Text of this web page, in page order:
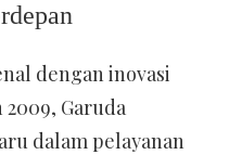
dengan inovasi
2009, Garuda
dalam pelayanan